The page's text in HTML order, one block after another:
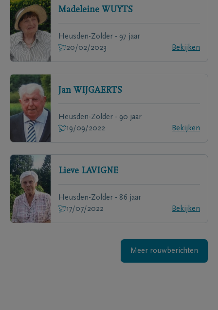
Madeleine WUYTS
Heusden-Zolder - 97 jaar
20/02/2023
Bekijken
Jan WIJGAERTS
Heusden-Zolder - 90 jaar
19/09/2022
Bekijken
Lieve LAVIGNE
Heusden-Zolder - 86 jaar
17/07/2022
Bekijken
Meer rouwberichten